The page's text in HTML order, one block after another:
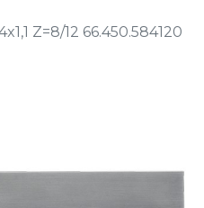
Z=8/12 66.450.584120